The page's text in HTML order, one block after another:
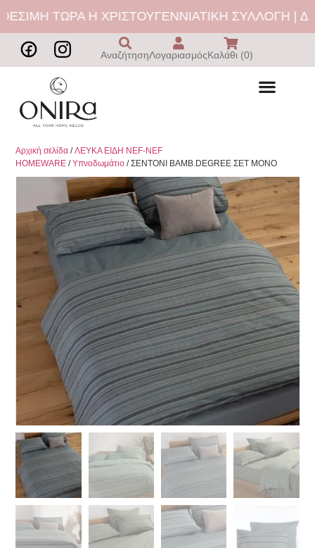
ΤΩΡΑ Η ΧΡΙΣΤΟΥΓΕΝΝΙΑΤΙΚΗ ΣΥΛΛΟΓΗ |
ΑναζήτησηΛογαριασμόςΚαλάθι (0)
Αρχική σελίδα /ΛΕΥΚΑ ΕΙΔΗ NEF-NEF
HOMEWARE /Υπνοδωμάτιο / ΣΕΝΤΟΝΙ ΒΑΜΒ.DEGREE ΣΕΤ ΜΟΝΟ